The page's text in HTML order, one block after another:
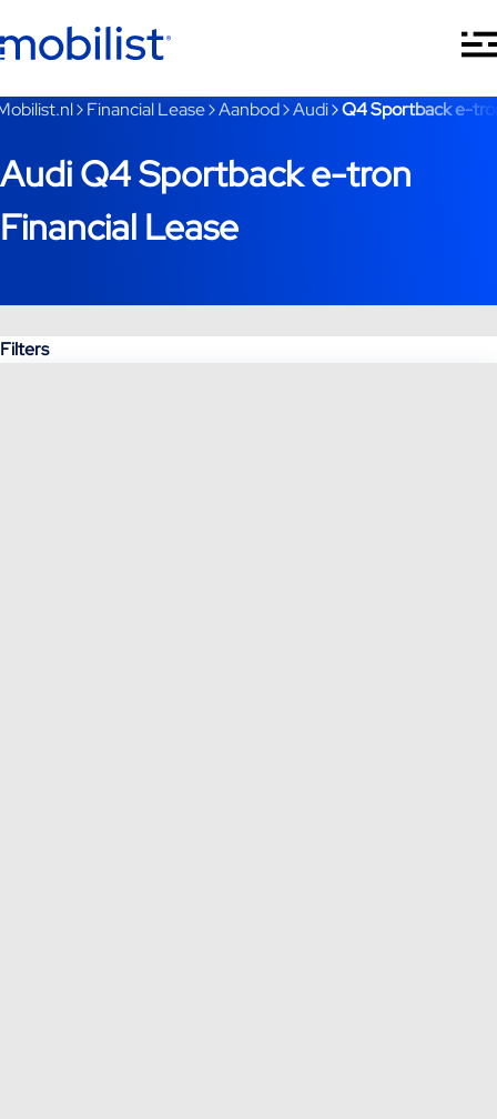
Je bent nu voorbij het hoofdmenu
Financial Lease Aanbod Audi Q4 Sportback e-
Audi Q4 Sportback e-tron
Financial Lease
Filters